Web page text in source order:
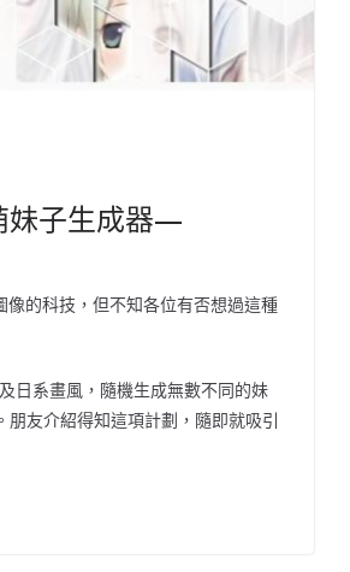
妹子生成器—
的科技，但不知各位有否想過這種
日系畫風，隨機生成無數不同的妹
友介紹得知這項計劃，隨即就吸引